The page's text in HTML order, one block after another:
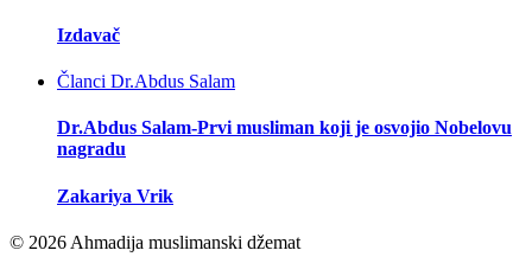
Izdavač
Članci Dr.Abdus Salam
Dr.Abdus Salam-Prvi musliman koji je osvojio Nobelovu
nagradu
Zakariya Vrik
© 2026 Ahmadija muslimanski džemat